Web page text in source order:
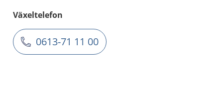
Växeltelefon
0613-71 11 00